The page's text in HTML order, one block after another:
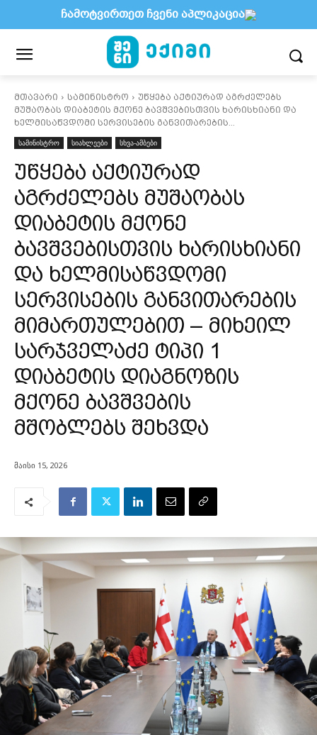
მთავარი სამინისტრო
უწყება აქტიურად აგრძელებს
მუშაობას დიაბეტის მქონე ბავშვებისთვის ხარისხიანი და
ხელმისაწვდომი სერვისების განვითარების...
სამინისტრო
სიახლეები სხვა-ამბები
უწყება აქტიურად
აგრძელებს მუშაობას
დიაბეტის მქონე
ბავშვებისთვის ხარისხიანი
და ხელმისაწვდომი
სერვისების განვითარების
მიმართულებით – მიხეილ
სარჯველაძე ტიპი 1
დიაბეტის დიაგნოზის
მქონე ბავშვების
მშობლებს შეხვდა
მაისი 15, 2026
ჩამოტვირთეთ ჩვენი აპლიკაცია